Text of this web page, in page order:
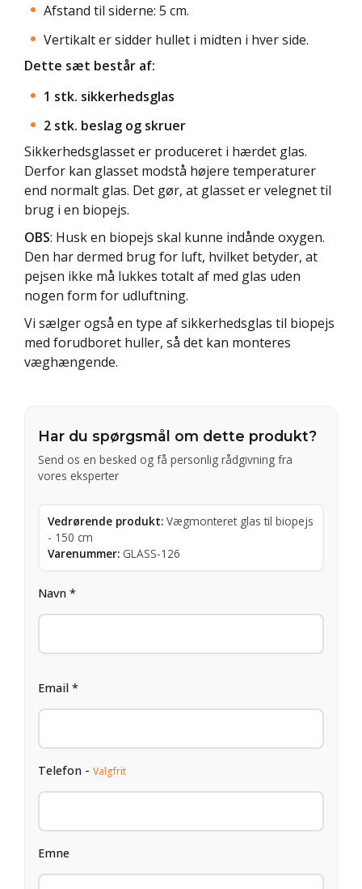
Afstand til siderne: 5 cm.
Vertikalt er sidder hullet i midten i hver side.
Dette sæt består af:
1 stk. sikkerhedsglas
2 stk. beslag og skruer
Sikkerhedsglasset er produceret i hærdet glas.
Derfor kan glasset modstå højere temperaturer
end normalt glas. Det gør, at glasset er velegnet til
brug i en biopejs.
OBS: Husk en biopejs skal kunne indånde oxygen.
Den har dermed brug for luft, hvilket betyder, at
pejsen ikke må lukkes totalt af med glas uden
nogen form for udluftning.
Vi sælger også en type af sikkerhedsglas til biopejs
med forudboret huller, så det kan monteres
væghængende.
Har du spørgsmål om dette produkt?
Send os en besked og få personlig rådgivning fra
vores eksperter
Vedrørende produkt: Vægmonteret glas til biopejs
- 150 cm
Varenummer: GLASS-126
Navn *
Email *
Telefon - Valgfrit
Emne